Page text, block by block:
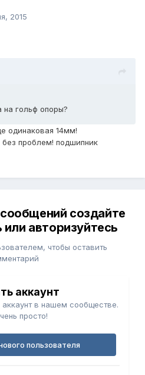
2015
на гольф опоры?
одинаковая 14мм!
проблем! подшипник
создайте
авторизуйтесь
чтобы оставить
аккаунт
аккаунт в нашем сообществе.
просто!
пользователя